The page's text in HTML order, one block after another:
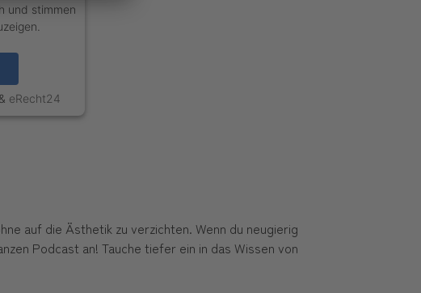
und stimmen
& eRecht24
auf die Ästhetik zu verzichten. Wenn du neugierig
Podcast an! Tauche tiefer ein in das Wissen von